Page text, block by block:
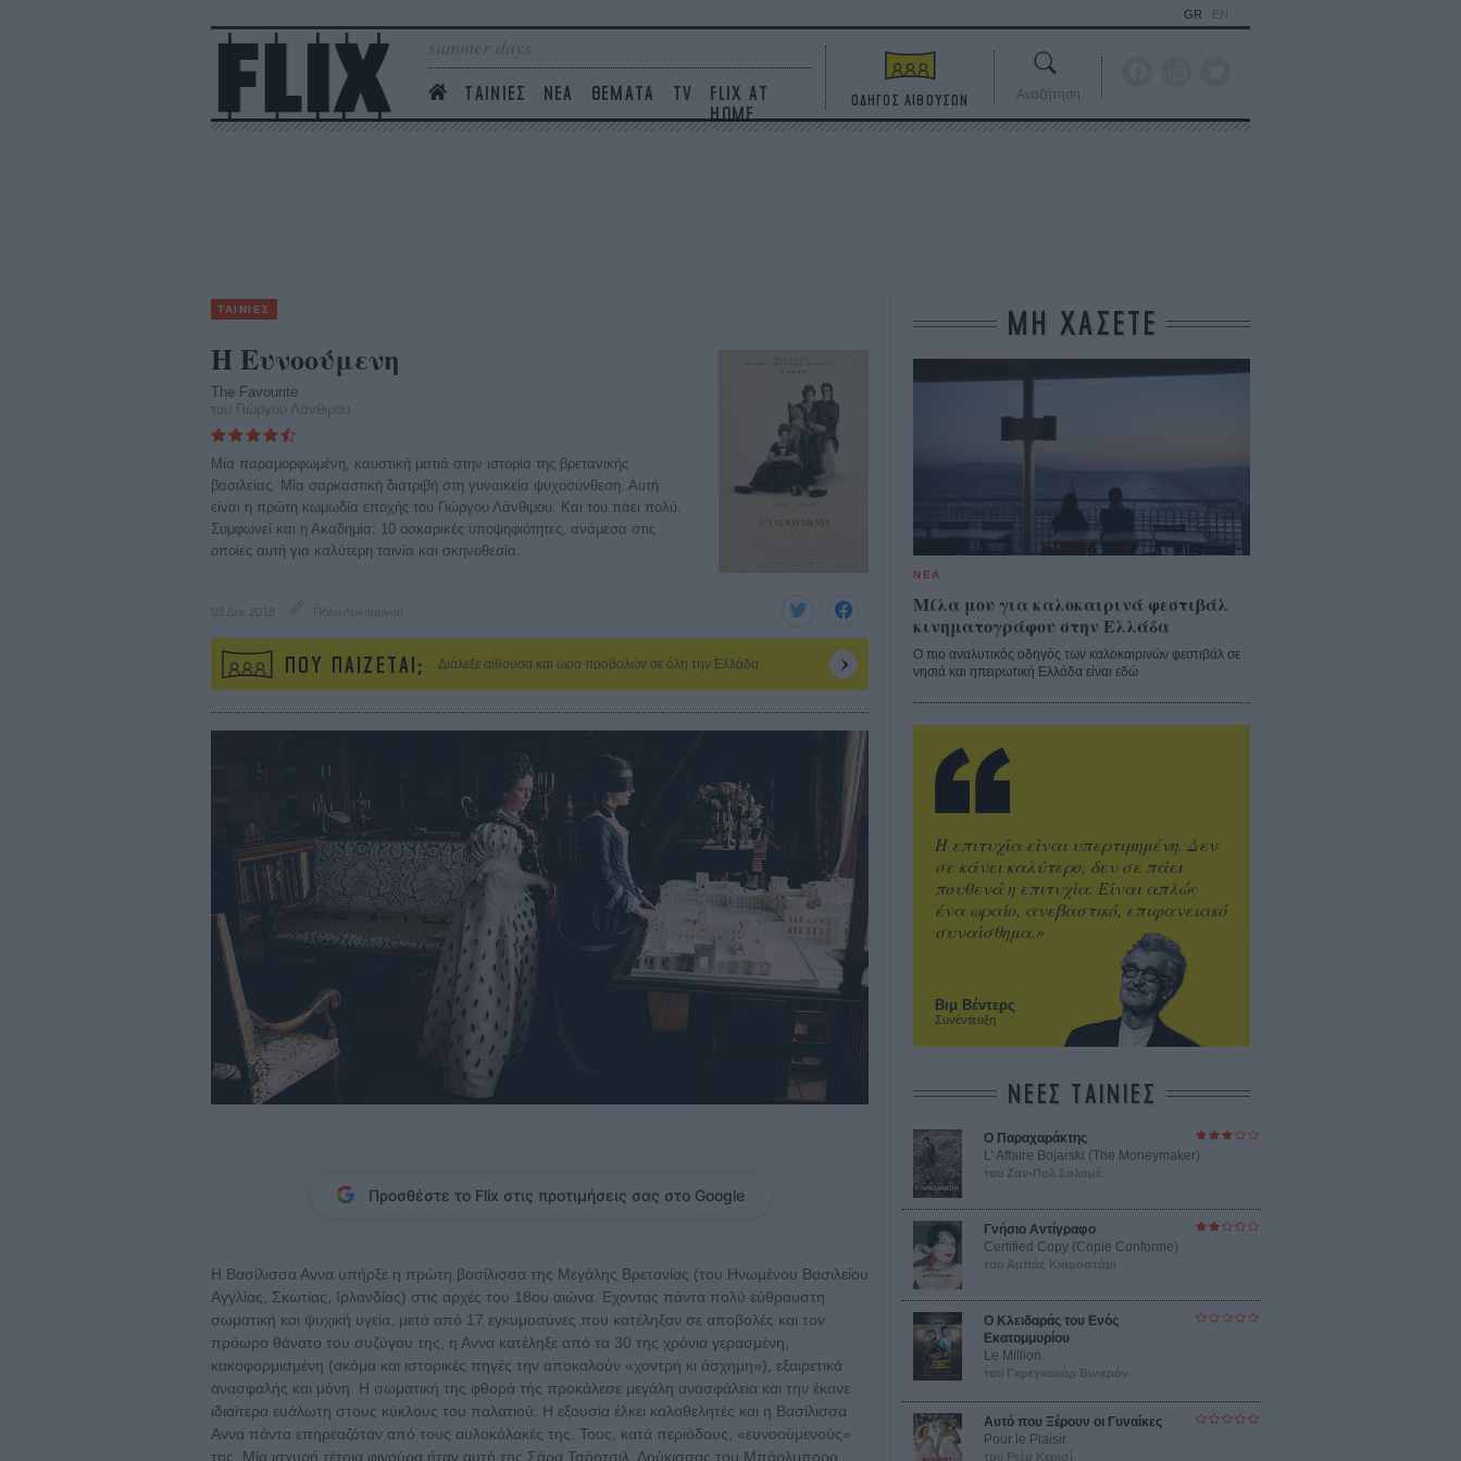
summer days
ΤΑΙΝΙΕΣ ΝΕΑ ΘΕΜΑΤΑ TV
FLIX AT
HOME
GR EN
ΟΔΗΓΟΣ ΑΙΘΟΥΣΩΝ Αναζήτηση
ΤΑΙΝΙΕΣ
Η Ευνοούμενη
The Favourite
του Γιώργου Λάνθιμου
Μία παραμορφωμένη, καυστική ματιά στην ιστορία της βρετανικής
βασιλείας. Μία σαρκαστική διατριβή στη γυναικεία ψυχοσύνθεση. Αυτή
είναι η πρώτη κωμωδία εποχής του Γιώργου Λάνθιμου. Και του πάει πολύ.
Συμφωνεί και η Ακαδημία: 10 οσκαρικές υποψηφιότητες, ανάμεσα στις
οποίες αυτή για καλύτερη ταινία και σκηνοθεσία.
03 Δεκ 2018 Πόλυ Λυκούργου
ΠΟΥ ΠΑΙΖΕΤΑΙ; Διάλεξε αίθουσα και ώρα προβολών σε όλη την Ελλάδα
Προσθέστε το Flix στις προτιμήσεις σας στο Google
H Bασίλισσα Αννα υπήρξε η πρώτη βασίλισσα της Μεγάλης Βρετανίας (του Ηνωμένου Βασιλείου
Αγγλίας, Σκωτίας, Ιρλανδίας) στις αρχές του 18ου αιώνα. Εχοντας πάντα πολύ εύθραυστη
σωματική και ψυχική υγεία, μετά από 17 εγκυμοσύνες που κατέληξαν σε αποβολές και τον
πρόωρο θάνατο του συζύγου της, η Αννα κατέληξε από τα 30 της χρόνια γερασμένη,
κακοφορμισμένη (ακόμα και ιστορικές πηγές την αποκαλούν «χοντρή κι άσχημη»), εξαιρετικά
ανασφαλής και μόνη. Η σωματική της φθορά τής προκάλεσε μεγάλη ανασφάλεια και την έκανε
ιδιαίτερα ευάλωτη στους κύκλους του παλατιού. Η εξουσία έλκει καλοθελητές και η Βασίλισσα
Αννα πάντα επηρεαζόταν από τους αυλοκόλακές της. Τους, κατά περιόδους, «ευνοούμενούς»
της. Μία ισχυρή τέτοια φιγούρα ήταν αυτή της Σάρα Τσόρτσιλ, Δούκισσας του Μπάρλμπορο,
ΜΗ ΧΑΣΕΤΕ
ΝΕΑ
Μίλα μου για καλοκαιρινά φεστιβάλ
κινηματογράφου στην Ελλάδα
Ο πιο αναλυτικός οδηγός των καλοκαιρινών φεστιβάλ σε
νησιά και ηπειρωτική Ελλάδα είναι εδώ
Βιμ Βέντερς
Συνέντευξη
Η επιτυχία είναι υπερτιμημένη. Δεν
σε κάνει καλύτερο, δεν σε πάει
πουθενά η επιτυχία. Είναι απλώς
ένα ωραίο, ανεβαστικό, επιφανειακό
συναίσθημα.»
ΝΕΕΣ ΤΑΙΝΙΕΣ
Ο Παραχαράκτης
L’ Affaire Bojarski (The Moneymaker)
του Ζαν-Πολ Σαλομέ
Γνήσιο Αντίγραφο
Certified Copy (Copie Conforme)
του Αμπάς Κιαροστάμι
Ο Κλειδαράς του Ενός
Εκατομμυρίου
Le Million
του Γκρεγκουάρ Βινιερόν
Αυτό που Ξέρουν οι Γυναίκες
Pour le Plaisir
του Ρεέμ Κερισί